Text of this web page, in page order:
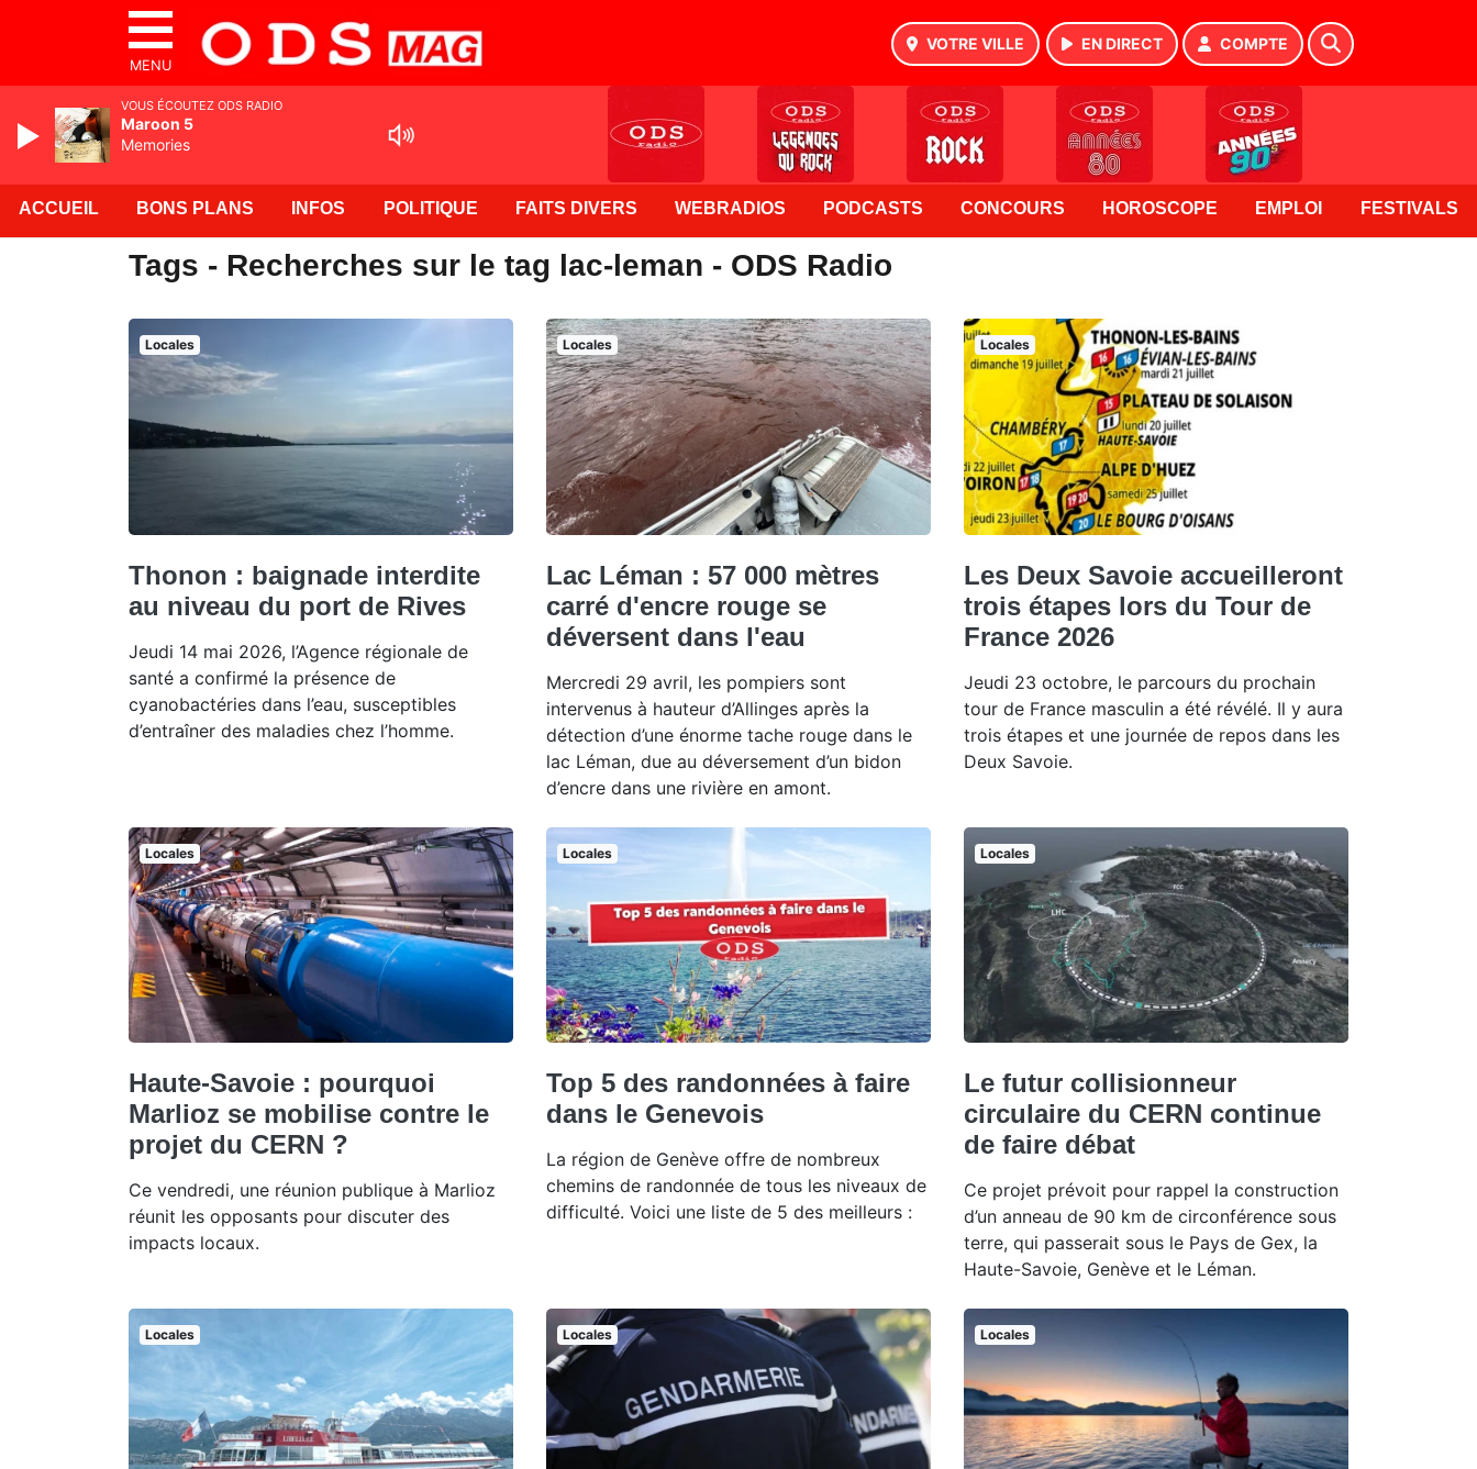
MENU
VOTRE VILLE EN DIRECT COMPTE
ACCUEIL BONS PLANS INFOS POLITIQUE FAITS DIVERS WEBRADIOS PODCASTS CONCOURS HOROSCOPE EMPLOI FESTIVALS
Tags - Recherches sur le tag lac-leman - ODS Radio
Locales
Thonon : baignade interdite
au niveau du port de Rives
Jeudi 14 mai 2026, l’Agence régionale de
santé a confirmé la présence de
cyanobactéries dans l’eau, susceptibles
d’entraîner des maladies chez l’homme.
Locales
Lac Léman : 57 000 mètres
carré d'encre rouge se
déversent dans l'eau
Mercredi 29 avril, les pompiers sont
intervenus à hauteur d’Allinges après la
détection d’une énorme tache rouge dans le
lac Léman, due au déversement d’un bidon
d’encre dans une rivière en amont.
Locales
Les Deux Savoie accueilleront
trois étapes lors du Tour de
France 2026
Jeudi 23 octobre, le parcours du prochain
tour de France masculin a été révélé. Il y aura
trois étapes et une journée de repos dans les
Deux Savoie.
Locales
Haute-Savoie : pourquoi
Marlioz se mobilise contre le
projet du CERN ?
Ce vendredi, une réunion publique à Marlioz
réunit les opposants pour discuter des
impacts locaux.
Locales
Top 5 des randonnées à faire
dans le Genevois
La région de Genève offre de nombreux
chemins de randonnée de tous les niveaux de
difficulté. Voici une liste de 5 des meilleurs :
Locales
Le futur collisionneur
circulaire du CERN continue
de faire débat
Ce projet prévoit pour rappel la construction
d’un anneau de 90 km de circonférence sous
terre, qui passerait sous le Pays de Gex, la
Haute-Savoie, Genève et le Léman.
Locales Locales Locales
VOUS ÉCOUTEZ ODS RADIO
Maroon 5
Memories